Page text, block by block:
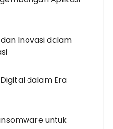
Inovasi dalam
dalam Era
untuk